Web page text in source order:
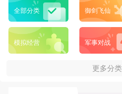
全部分类 御剑飞仙
模拟经营 军事对战
更多分类